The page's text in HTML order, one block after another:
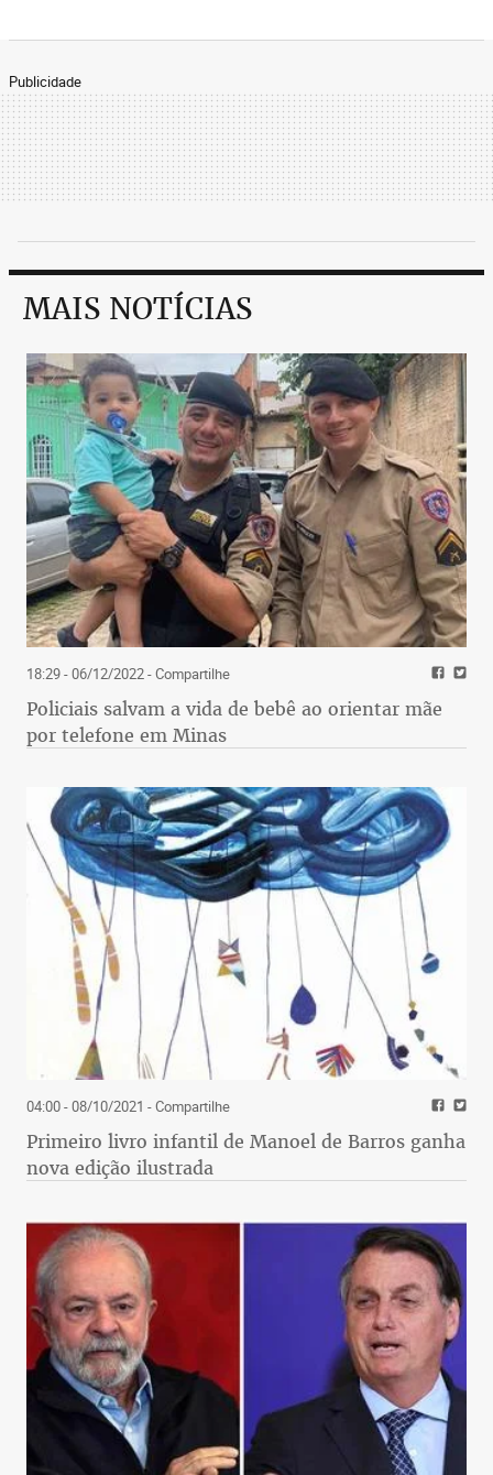
Publicidade
MAIS NOTÍCIAS
18:29 - 06/12/2022- Compartilhe
Policiais salvam a vida de bebê ao orientar mãe
por telefone em Minas
04:00 - 08/10/2021 - Compartilhe
Primeiro livro infantil de Manoel de Barros ganha
nova edição ilustrada